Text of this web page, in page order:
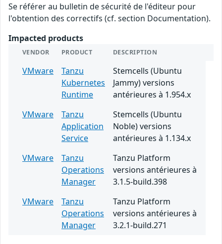
Se référer au bulletin de sécurité de l'éditeur pour
l'obtention des correctifs (cf. section Documentation).
Impacted products
VENDOR PRODUCT DESCRIPTION
VMware
Tanzu
Kubernetes
Runtime
Stemcells (Ubuntu
Jammy) versions
antérieures à 1.954.x
VMware
Tanzu
Application
Service
Stemcells (Ubuntu
Noble) versions
antérieures à 1.134.x
VMware
Tanzu
Operations
Manager
Tanzu Platform
versions antérieures à
3.1.5-build.398
VMware
Tanzu
Operations
Manager
Tanzu Platform
versions antérieures à
3.2.1-build.271